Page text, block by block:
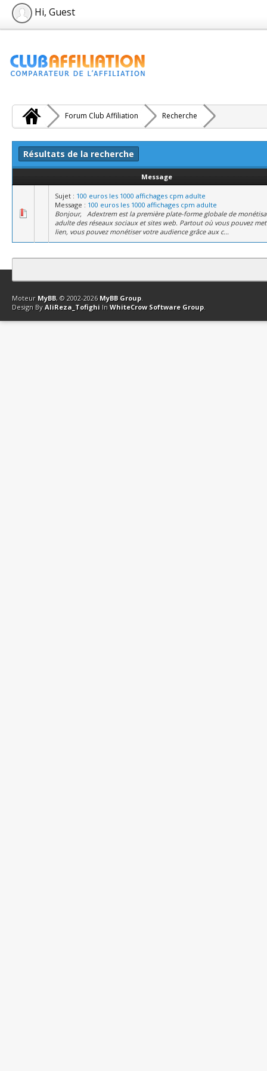
Hi, Guest
Forum Club Affiliation Recherche
Résultats de la recherche
Message
Sujet : 100 euros les 1000 affichages cpm adulte
Message : 100 euros les 1000 affichages cpm adulte
Bonjour, Adextrem est la première plate-forme globale de
adulte des réseaux sociaux et sites web. Partout où vous pouvez
lien, vous pouvez monétiser votre audience grâce aux c...
Contact Club Affiliation Retourner en haut Version bas-débit
Moteur MyBB, © 2002-2026 MyBB Group.
Design By AliReza_Tofighi In WhiteCrow Software Group.